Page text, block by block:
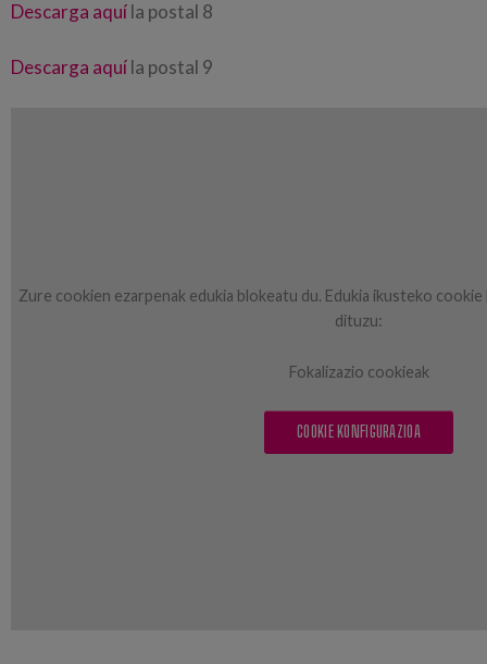
Descarga aquíla postal 8
Descarga aquíla postal 9
Zure cookien ezarpenak edukia blokeatu du. Edukia ikusteko
dituzu:
Fokalizazio cookieak
COOKIE KONFIGURAZIOA